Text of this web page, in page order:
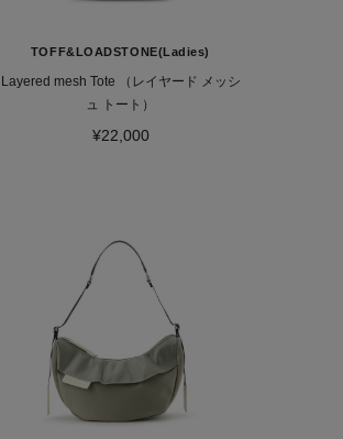
TOFF&LOADSTONE(Ladies)
Layered mesh Tote （レイヤード メッシ
ュ トート）
¥22,000